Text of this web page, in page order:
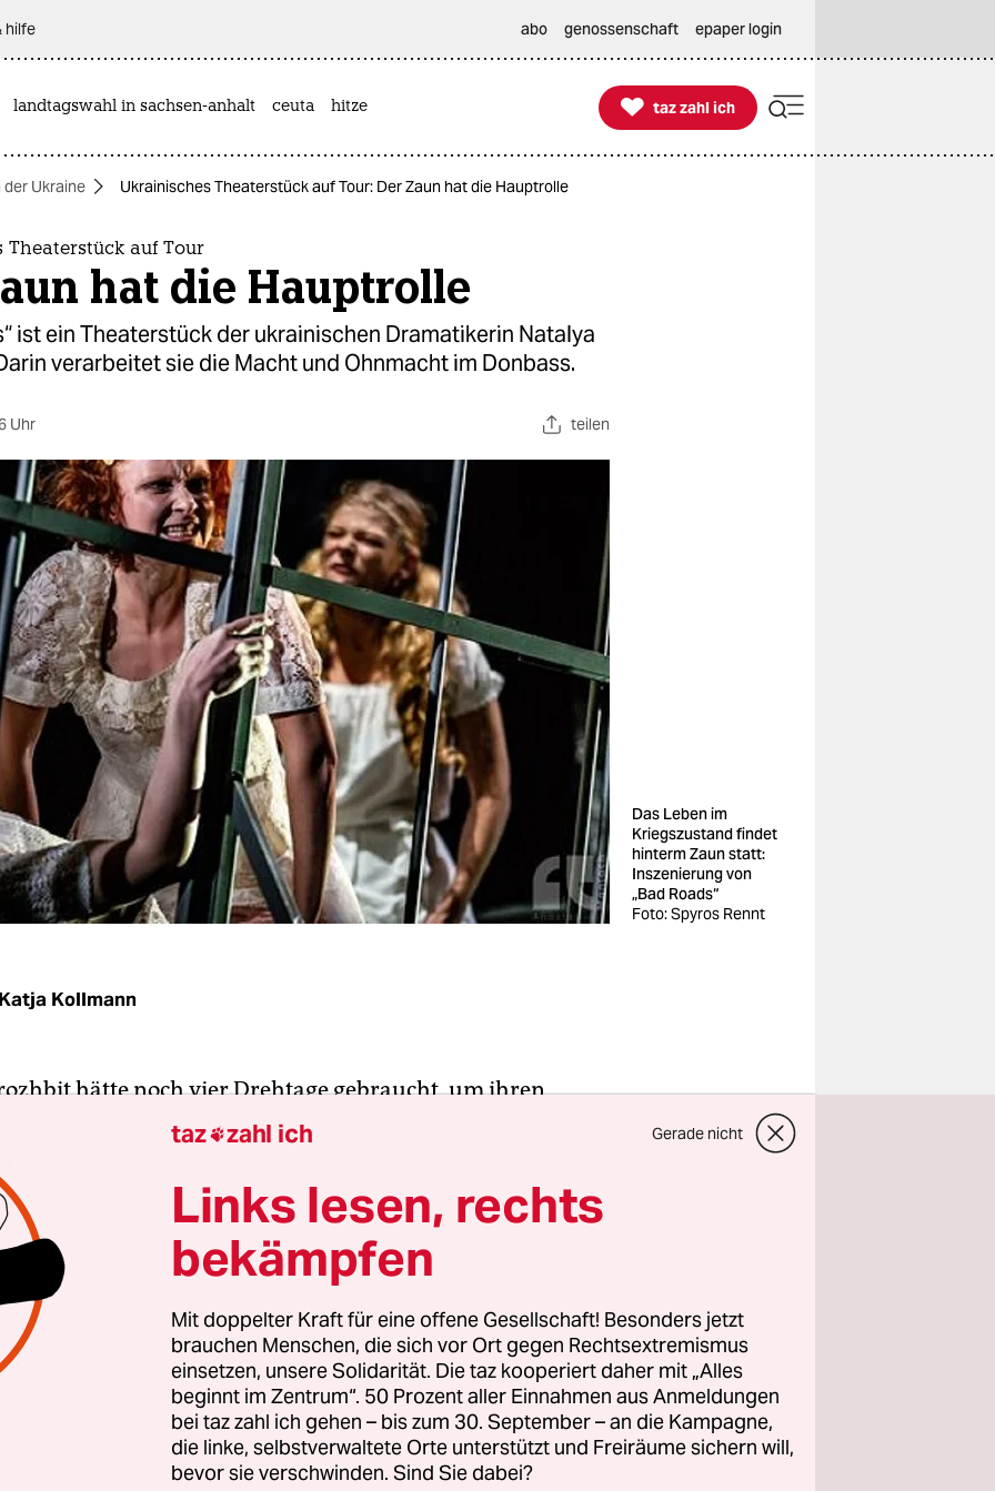
hilfe abo genossenschaft epaper login
landtagswahl in sachsen-anhalt ceuta hitze 
taz zahl ich
taz zahl ich
der Ukraine Ukrainisches Theaterstück auf Tour: Der Zaun hat die Hauptrolle
Theaterstück auf Tour
hat die Hauptrolle
ist ein Theaterstück der ukrainischen Dramatikerin Natalya
verarbeitet sie die Macht und Ohnmacht im Donbass.
Uhr teilen
Das Leben im
Kriegszustand findet
hinterm Zaun statt:
Inszenierung von
„Bad Roads“
Foto: Spyros Rennt
Katja Kollmann
hätte noch vier Drehtage gebraucht, um ihren
„Dämonen“ fertig zu drehen. Es ist der 23. Februar 2022,
im nordukrainischen Myrhorod, es soll ein Film über
einer russisch-uk­rai­ni­schen Liebesbeziehung
24. Februar fährt sie überstürzt in ihre Kiewer Wohnung
25. Februar vom dortigen Luftschutzraum ein Zoom-
werde auf jeden Fall in der Ukraine bleiben, sagt sie. Ende
Regisseurin mit Mutter und Tochter dreißig Stunden lang
bis sie im westukrainischen Lviv ankommen.
Jahren hatte Vo­rozh­bit anlässlich der Uraufführung
Stücks „Bad Roads“ im Londoner Royal Court Theatre
erzählt: „2014 begann der Krieg in der
taz zahl ich Gerade nicht
Links lesen, rechts
bekämpfen
Mit doppelter Kraft für eine offene Gesellschaft! Besonders jetzt
brauchen Menschen, die sich vor Ort gegen Rechtsextremismus
einsetzen, unsere Solidarität. Die taz kooperiert daher mit „Alles
beginnt im Zentrum“. 50 Prozent aller Einnahmen aus Anmeldungen
bei taz zahl ich gehen – bis zum 30. September – an die Kampagne,
die linke, selbstverwaltete Orte unterstützt und Freiräume sichern will,
bevor sie verschwinden. Sind Sie dabei?